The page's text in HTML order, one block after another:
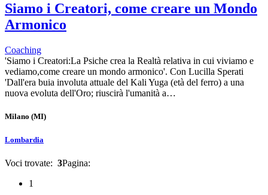
Siamo i Creatori, come creare un Mondo
Armonico
Coaching
'Siamo i Creatori:La Psiche crea la Realtà relativa in cui viviamo e
vediamo,come creare un mondo armonico'. Con Lucilla Sperati
'Dall'era buia involuta attuale del Kali Yuga (età del ferro) a una
nuova evoluta dell'Oro; riuscirà l'umanità a…
Milano (MI)
Lombardia
Voci trovate: 3Pagina:
1